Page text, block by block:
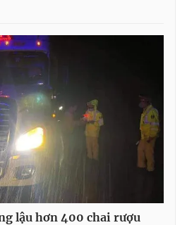
lậu hơn 400 chai rượu